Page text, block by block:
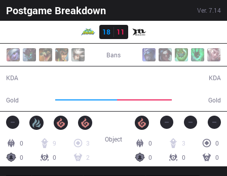
Postgame Breakdown Ver. 7.14
18
11
Bans
KDA
Gold Gold
KDA
0 9
3
0
0 2
0 3
0
0
0 0
Object